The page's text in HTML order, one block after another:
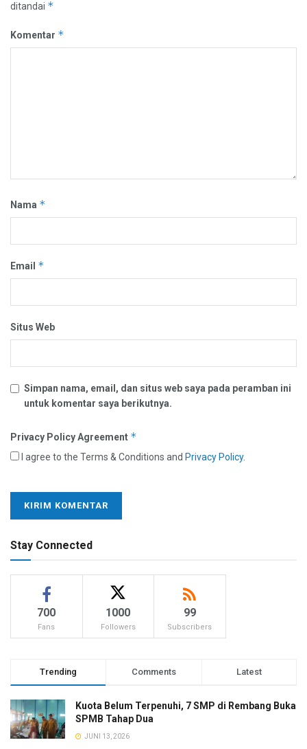
ditandai *
Komentar *
Nama *
Email *
Situs Web
Simpan nama, email, dan situs web saya pada peramban ini
untuk komentar saya berikutnya.
Privacy Policy Agreement *
I agree to the Terms & Conditions and Privacy Policy.
Stay Connected
700
Fans
1000
Followers
99
Subscribers
Trending Comments Latest
Kuota Belum Terpenuhi, 7 SMP di Rembang Buka
SPMB Tahap Dua
JUNI 13, 2026